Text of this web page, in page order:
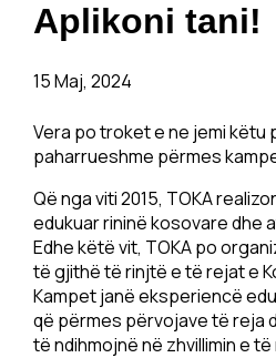
Aplikoni tani!
15 Maj, 2024
Vera po troket e ne jemi këtu
paharrueshme përmes
Që nga viti 2015, TOKA
edukuar rininë kosovare dhe
Edhe këtë vit, TOKA po
të gjithë të rinjtë e të rejat e
Kampet janë eksperiencë
që përmes përvojave të reja
të ndihmojnë në zhvillimin e të